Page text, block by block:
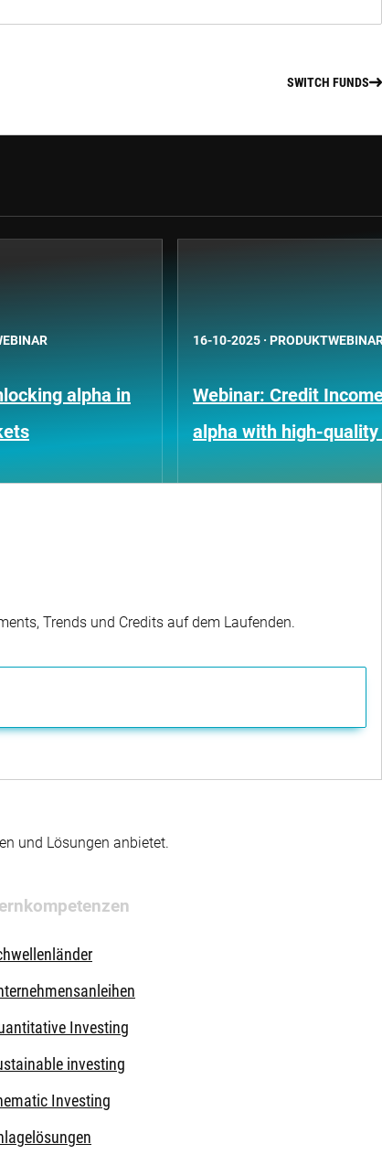
SWITCH FUNDS
alpha in
16-10-2025 ·
Webinar: Credit
alpha with high-
Trends und Credits auf dem Laufenden.
und Lösungen anbietet.
Investing
investing
Investing